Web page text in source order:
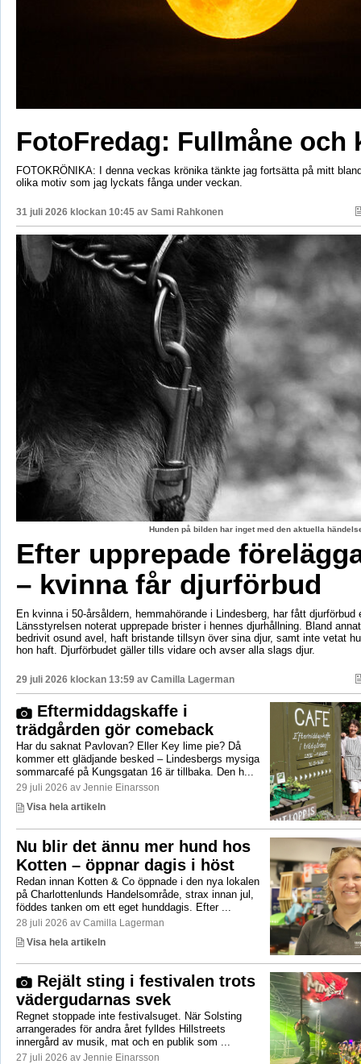
FotoFredag: Fullmåne och
FOTOKRÖNIKA: I denna veckas krönika tänkte jag fortsätta på mitt
olika motiv som jag lyckats fånga under veckan.
31 juli 2026 klockan 10:45 av Sami Rahkonen
Hunden på bilden har inget med den aktuella
Efter upprepade
– kvinna får djurförbud
En kvinna i 50-årsåldern, hemmahörande i Lindesberg, har fått djurförbud
Länsstyrelsen noterat upprepade brister i hennes djurhållning. Bland
bedrivit osund avel, haft bristande tillsyn över sina djur, samt inte vetat
hon haft. Djurförbudet gäller tills vidare och avser alla slags djur.
29 juli 2026 klockan 13:59 av Camilla Lagerman
Eftermiddagskaffe i
trädgården gör comeback
Har du saknat Pavlovan? Eller Key lime pie? Då
kommer ett glädjande besked – Lindesbergs mysiga
sommarcafé på Kungsgatan 16 är tillbaka. Den h...
29 juli 2026 av Jennie Einarsson
Visa hela artikeln
Nu blir det ännu mer hund hos
Kotten – öppnar dagis i höst
Redan innan Kotten & Co öppnade i den nya lokalen
på Charlottenlunds Handelsområde, strax innan jul,
föddes tanken om ett eget hunddagis. Efter ...
28 juli 2026 av Camilla Lagerman
Visa hela artikeln
Rejält sting i festivalen trots
vädergudarnas svek
Regnet stoppade inte festivalsuget. När Solsting
arrangerades för andra året fylldes Hillstreets
innergård av musik, mat och en publik som ...
27 juli 2026 av Jennie Einarsson